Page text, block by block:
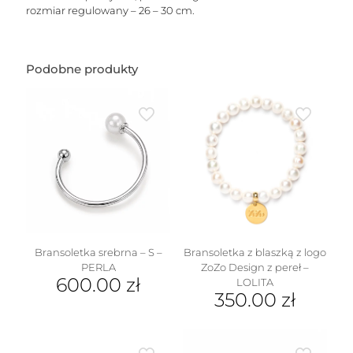
rozmiar regulowany – 26 – 30 cm.
Podobne produkty
Bransoletka srebrna – S –
PERLA
600.00 zł
Bransoletka z blaszką z logo
ZoZo Design z pereł –
LOLITA
350.00 zł